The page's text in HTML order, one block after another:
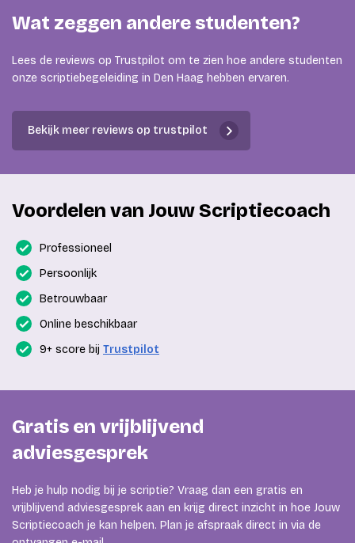
Wat zeggen andere studenten?
Lees de reviews op Trustpilot om te zien hoe andere studenten
onze scriptiebegeleiding in Den Haag hebben ervaren.
Bekijk meer reviews op trustpilot
Voordelen van Jouw Scriptiecoach
Professioneel
Persoonlijk
Betrouwbaar
Online beschikbaar
9+ score bij Trustpilot
Gratis en vrijblijvend
adviesgesprek
Heb je hulp nodig bij je scriptie? Vraag dan een gratis en
vrijblijvend adviesgesprek aan en krijg direct inzicht in hoe Jouw
Scriptiecoach je kan helpen. Plan je afspraak direct in via de